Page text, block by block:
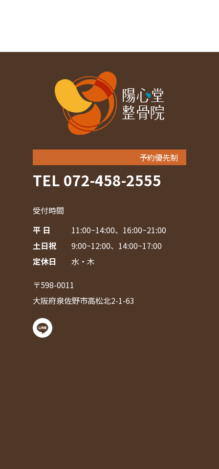
予約優先制
TEL 072-458-2555
受付時間
平 日
11:00~14:00、16:00~21:00
土日祝
9:00~12:00、14:00~17:00
定休日
水・木
〒598-0011
大阪府泉佐野市高松北2-1-63